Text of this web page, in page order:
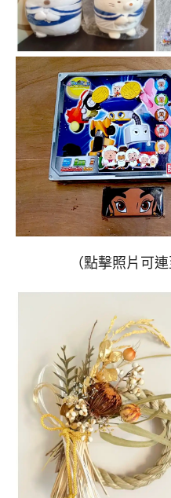
（點擊照片可